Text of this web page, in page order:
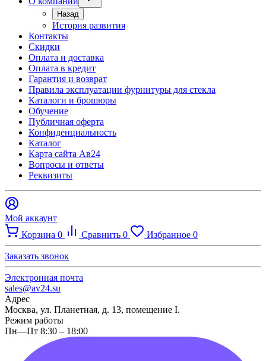
Назад
История развития
Контакты
Скидки
Оплата и доставка
Оплата в кредит
Гарантия и возврат
Правила эксплуатации фурнитуры для стекла
Каталоги и брошюры
Обучение
Публичная оферта
Конфиденциальность
Каталог
Карта сайта Ав24
Вопросы и ответы
Реквизиты
Мой аккаунт
Корзина 0 Сравнить 0 Избранное 0
Заказать звонок
Электронная почта
sales@av24.su
Адрес
Москва, ул. Планетная, д. 13, помещение I.
Режим работы
Пн—Пт 8:30 – 18:00